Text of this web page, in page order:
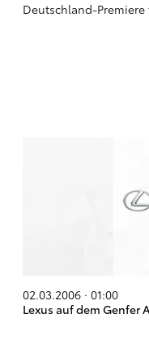
Deutschland-
02.03.2006 · 01:00
Lexus auf dem Genfer